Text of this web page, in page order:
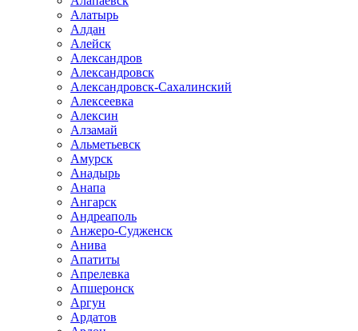
Алатырь
Алдан
Алейск
Александров
Александровск
Александровск-Сахалинский
Алексеевка
Алексин
Алзамай
Альметьевск
Амурск
Анадырь
Анапа
Ангарск
Андреаполь
Анжеро-Судженск
Анива
Апатиты
Апрелевка
Апшеронск
Аргун
Ардатов